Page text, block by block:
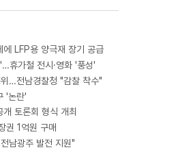
에 LFP용 양극재 장기 공급
휴가철 전시·영화 '풍성'
…전남경찰청 "감찰 착수"
'논란'
토론회 형식 개최
권 1억원 구매
남광주 발전 지원"